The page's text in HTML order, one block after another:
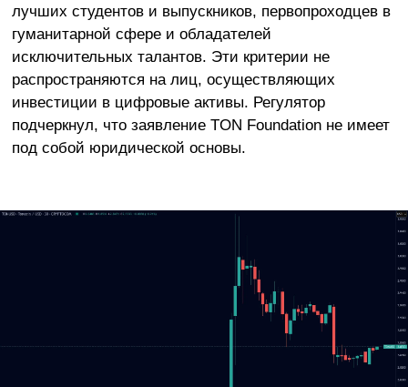
лучших студентов и выпускников, первопроходцев в
гуманитарной сфере и обладателей
исключительных талантов. Эти критерии не
распространяются на лиц, осуществляющих
инвестиции в цифровые активы. Регулятор
подчеркнул, что заявление TON Foundation не имеет
под собой юридической основы.